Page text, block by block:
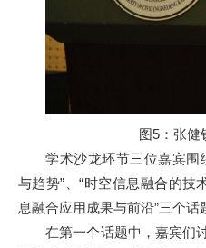
图5：张健
学术沙龙环节三位嘉宾围
与趋势”、“时空信息融合的技
息融合应用成果与前沿”三个话
在第一个话题中，嘉宾们